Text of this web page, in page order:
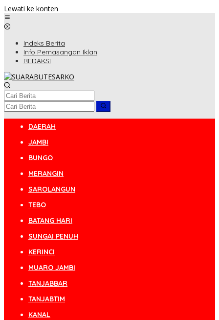
Lewati ke konten
Indeks Berita
Info Pemasangan Iklan
REDAKSI
DAERAH
JAMBI
BUNGO
MERANGIN
SAROLANGUN
TEBO
BATANG HARI
SUNGAI PENUH
KERINCI
MUARO JAMBI
TANJABBAR
TANJABTIM
KANAL